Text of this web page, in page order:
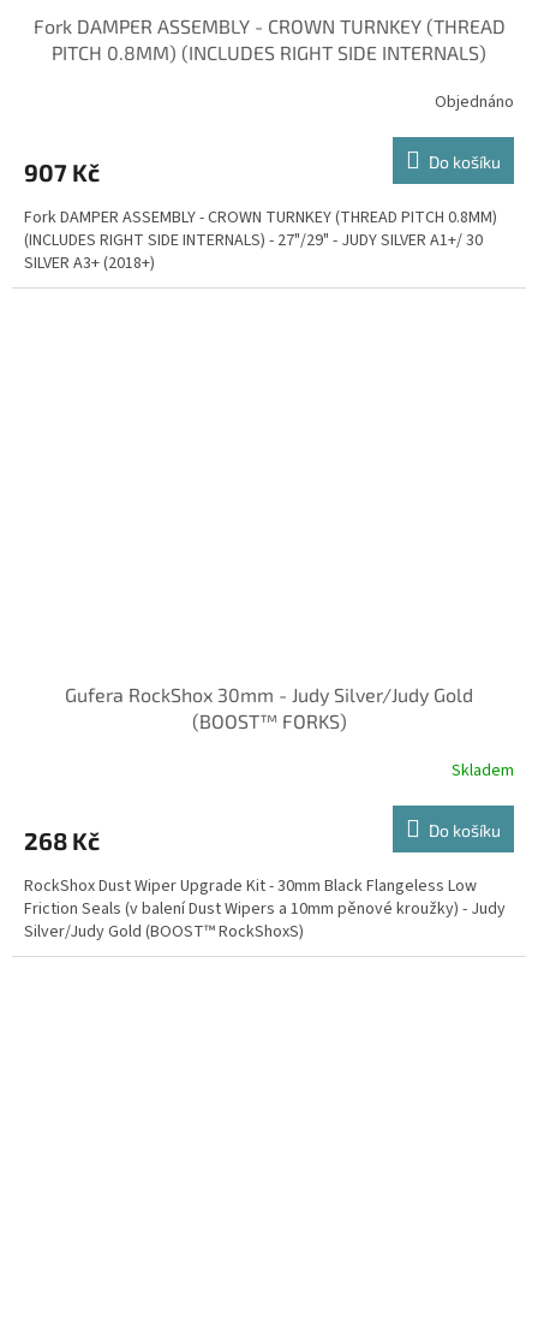
Fork DAMPER ASSEMBLY - CROWN TURNKEY (THREAD
PITCH 0.8MM) (INCLUDES RIGHT SIDE INTERNALS)
Objednáno
907 Kč Do košíku
Fork DAMPER ASSEMBLY - CROWN TURNKEY (THREAD PITCH 0.8MM)
(INCLUDES RIGHT SIDE INTERNALS) - 27"/29" - JUDY SILVER A1+/ 30
SILVER A3+ (2018+)
Gufera RockShox 30mm - Judy Silver/Judy Gold
(BOOST™ FORKS)
Skladem
268 Kč Do košíku
RockShox Dust Wiper Upgrade Kit - 30mm Black Flangeless Low
Friction Seals (v balení Dust Wipers a 10mm pěnové kroužky) - Judy
Silver/Judy Gold (BOOST™ RockShoxS)